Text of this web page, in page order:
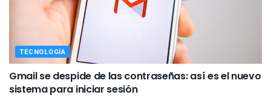
TECNOLOGÍA
Gmail se despide de las contraseñas: así es el nuevo
sistema para iniciar sesión